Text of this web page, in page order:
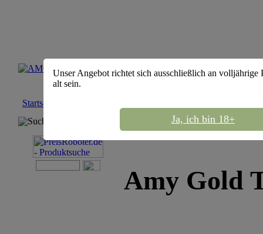
Startseite
Suchmaschine
Amy Gold
Unser Angebot richtet sich ausschließlich an volljährige
alt sein.
Ja, ich bin 18+